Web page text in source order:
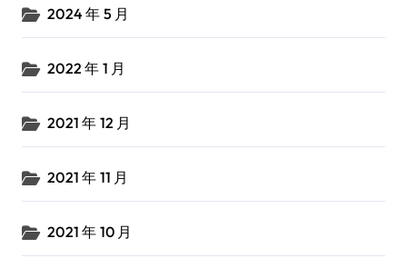
2024 年 5 月
2022 年 1 月
2021 年 12 月
2021 年 11 月
2021 年 10 月